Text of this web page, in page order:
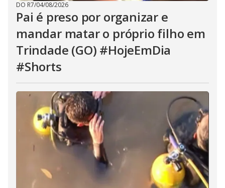
DO R7/04/08/2026
Pai é preso por organizar e
mandar matar o próprio filho em
Trindade (GO) #HojeEmDia
#Shorts